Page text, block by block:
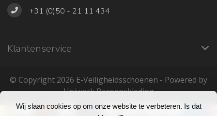
Wij slaan cookies op om onze website te verbeteren. Is dat
+31 (0)50 - 21 11 434
Klantenservice
© Copyright 2026 ‎E-Veiligheidsschoenen - Powered by
Uniwork Beroepskleding